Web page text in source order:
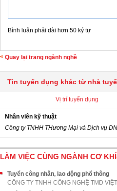
Bình luận phải dài hơn 50 ký tự
Quay lại trang ngành nghề
Tin tuyển dụng khác từ nhà
Vị trí tuyển dụng
Nhân viên kỹ thuật
Công ty TNHH THương Mại và Dịch vụ
LÀM VIỆC CÙNG NGÀNH CƠ
Tuyển công nhân, lao động phổ thông
CÔNG TY TNHH CÔNG NGHỆ TMD